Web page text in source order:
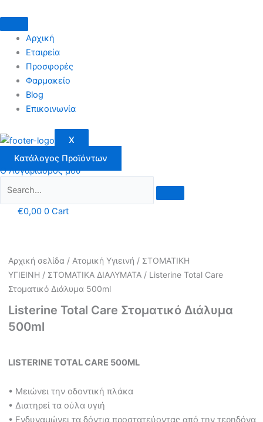
στο
περιεχόμενο
Αρχική
Εταιρεία
Προσφορές
Φαρμακείο
Blog
Επικοινωνία
X
Κατάλογος Προϊόντων
Ο Λογαριασμός μου
€0,00 0 Cart
Αρχική σελίδα / Ατομική Υγιεινή / ΣΤΟΜΑΤΙΚΗ
ΥΓΙΕΙΝΗ / ΣΤΟΜΑΤΙΚΑ ΔΙΑΛΥΜΑΤΑ / Listerine Total Care
Στοματικό Διάλυμα 500ml
Listerine Total Care Στοματικό Διάλυμα
500ml
LISTERINE TOTAL CARE 500ML
• Μειώνει την οδοντική πλάκα
• Διατηρεί τα ούλα υγιή
• Ενδυναμώνει τα δόντια προστατεύοντας από την τερηδόνα